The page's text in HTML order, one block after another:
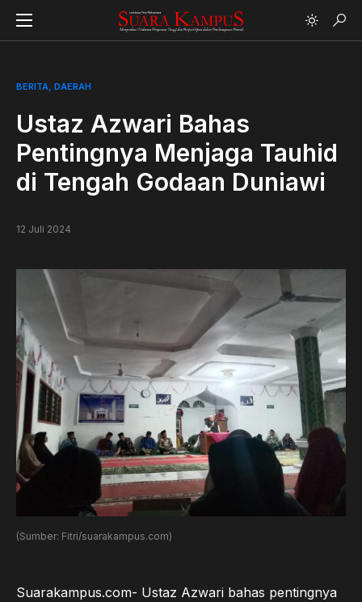
BERITA DAERAH
Ustaz Azwari Bahas
Pentingnya Menjaga Tauhid
di Tengah Godaan Duniawi
12 Juli 2024
(Sumber: Fitri/suarakampus.com)
Suarakampus.com- Ustaz Azwari bahas pentingnya